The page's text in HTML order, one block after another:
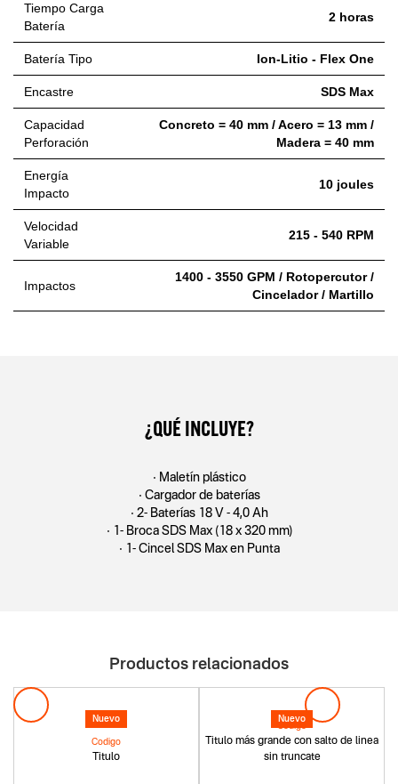
Tiempo Carga
Batería
2 horas
Batería Tipo Ion-Litio - Flex One
Encastre SDS Max
Capacidad
Perforación
Concreto = 40 mm / Acero = 13 mm /
Madera = 40 mm
Energía
Impacto
10 joules
Velocidad
Variable
215 - 540 RPM
Impactos
1400 - 3550 GPM / Rotopercutor /
Cincelador / Martillo
¿QUÉ INCLUYE?
• Maletín plástico
• Cargador de baterías
• 2- Baterías 18 V - 4,0 Ah
• 1- Broca SDS Max (18 x 320 mm)
• 1- Cincel SDS Max en Punta
Productos relacionados
Nuevo
Titulo
Codigo
Nuevo
Titulo más grande con salto de linea
sin truncate
Codigo